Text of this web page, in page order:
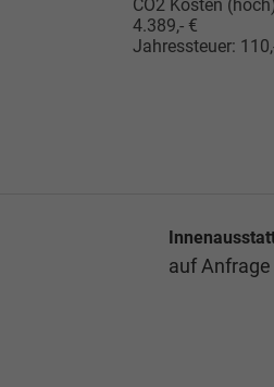
CO2 Kosten
4.389,- €
Jahressteuer:
auf Anfrage